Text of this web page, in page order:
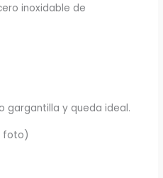
inoxidable de
gargantilla y queda ideal.
foto)